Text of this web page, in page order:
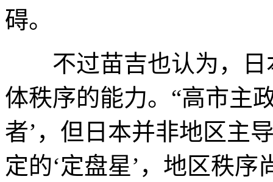
碍。
不过苗吉也认为，日
体秩序的能力。“高市主
者’，但日本并非地区主
定的‘定盘星’，地区秩序